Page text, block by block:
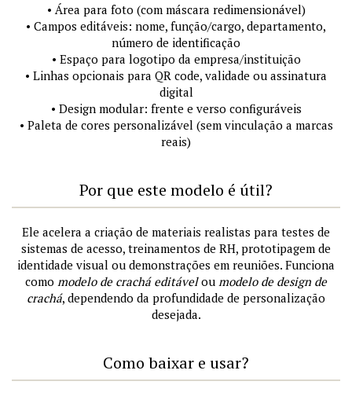
• Área para foto (com máscara redimensionável)
• Campos editáveis: nome, função/cargo, departamento,
número de identificação
• Espaço para logotipo da empresa/instituição
• Linhas opcionais para QR code, validade ou assinatura
digital
• Design modular: frente e verso configuráveis
• Paleta de cores personalizável (sem vinculação a marcas
reais)
Por que este modelo é útil?
Ele acelera a criação de materiais realistas para testes de
sistemas de acesso, treinamentos de RH, prototipagem de
identidade visual ou demonstrações em reuniões. Funciona
como modelo de crachá editávelou modelo de design de
crachá, dependendo da profundidade de personalização
desejada.
Como baixar e usar?